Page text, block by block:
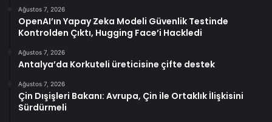
Ağustos 7, 2026
OpenAI’ın Yapay Zeka Modeli Güvenlik Testinde
Kontrolden Çıktı, Hugging Face’i Hackledi
Ağustos 7, 2026
Antalya’da Korkuteli üreticisine çifte destek
Ağustos 7, 2026
Çin Dışişleri Bakanı: Avrupa, Çin ile Ortaklık İlişkisini
Sürdürmeli